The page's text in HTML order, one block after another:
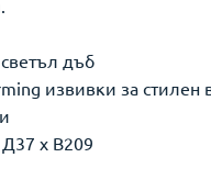
дъб
извивки за стилен
х В209